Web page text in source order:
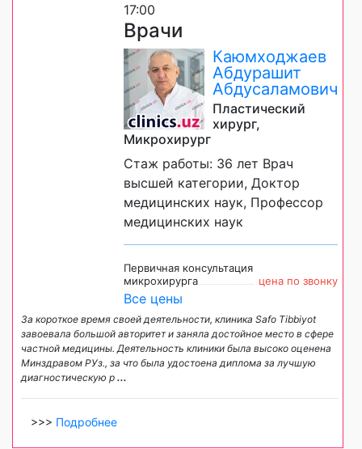
17:00
Врачи
Каюмходжаев
Абдурашит
Абдусаламович
Пластический
хирург,
Микрохирург
Стаж работы: 36 лет Врач
высшей категории, Доктор
медицинских наук, Профессор
медицинских наук
Первичная консультация
микрохирурга
цена по звонку
Все цены
За короткое время своей деятельности, клиника Safo Tibbiyot
завоевала большой авторитет и заняла достойное место в сфере
частной медицины. Деятельность клиники была высоко оценена
Минздравом РУз., за что была удостоена диплома за лучшую
диагностическую р ...
>>> Подробнее